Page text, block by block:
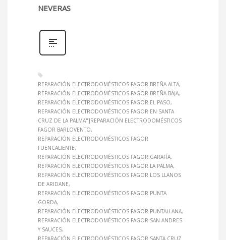
NEVERAS
REPARACIÓN ELECTRODOMÉSTICOS FAGOR BREÑA ALTA
REPARACIÓN ELECTRODOMÉSTICOS FAGOR BREÑA BAJA
REPARACIÓN ELECTRODOMÉSTICOS FAGOR EL PASO
REPARACIÓN ELECTRODOMÉSTICOS FAGOR EN SANTA
CRUZ DE LA PALMA"]REPARACIÓN ELECTRODOMÉSTICOS
FAGOR BARLOVENTO
REPARACIÓN ELECTRODOMÉSTICOS FAGOR
FUENCALIENTE
REPARACIÓN ELECTRODOMÉSTICOS FAGOR GARAFÍA
REPARACIÓN ELECTRODOMÉSTICOS FAGOR LA PALMA
REPARACIÓN ELECTRODOMÉSTICOS FAGOR LOS LLANOS
DE ARIDANE
REPARACIÓN ELECTRODOMÉSTICOS FAGOR PUNTA
GORDA
REPARACIÓN ELECTRODOMÉSTICOS FAGOR PUNTALLANA
REPARACIÓN ELECTRODOMÉSTICOS FAGOR SAN ANDRES
Y SAUCES
REPARACIÓN ELECTRODOMÉSTICOS FAGOR SANTA CRUZ